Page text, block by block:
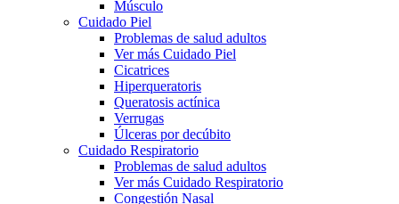
Músculo
Cuidado Piel
Problemas de salud adultos
Ver más Cuidado Piel
Cicatrices
Hiperqueratoris
Queratosis actínica
Verrugas
Úlceras por decúbito
Cuidado Respiratorio
Problemas de salud adultos
Ver más Cuidado Respiratorio
Congestión Nasal